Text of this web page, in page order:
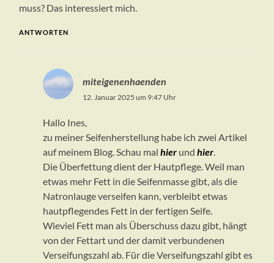
muss? Das interessiert mich.
ANTWORTEN
miteigenenhaenden
12. Januar 2025 um 9:47 Uhr
Hallo Ines,
zu meiner Seifenherstellung habe ich zwei Artikel
auf meinem Blog. Schau mal hier und hier.
Die Überfettung dient der Hautpflege. Weil man
etwas mehr Fett in die Seifenmasse gibt, als die
Natronlauge verseifen kann, verbleibt etwas
hautpflegendes Fett in der fertigen Seife.
Wieviel Fett man als Überschuss dazu gibt, hängt
von der Fettart und der damit verbundenen
Verseifungszahl ab. Für die Verseifungszahl gibt es